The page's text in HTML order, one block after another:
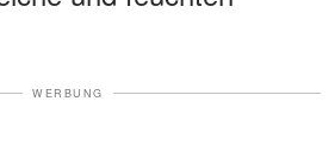
WERBUNG